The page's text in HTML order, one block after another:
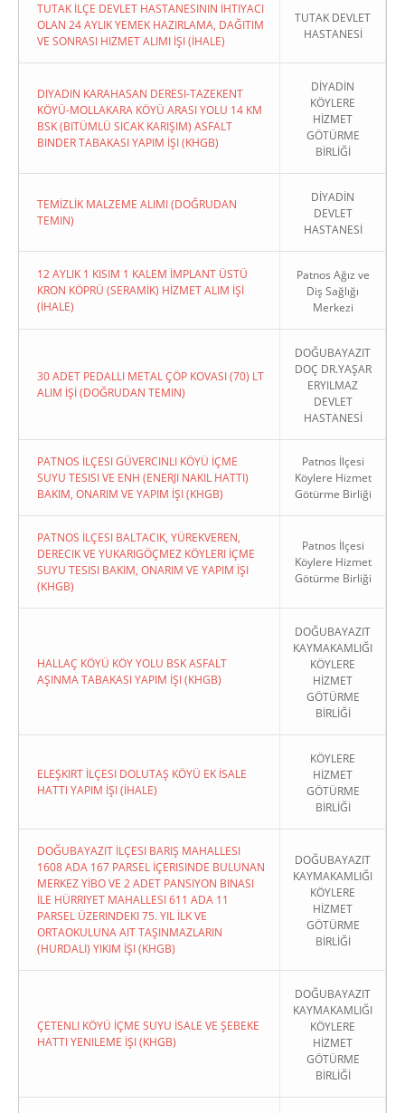
TUTAK İLÇE DEVLET HASTANESININ İHTIYACI
OLAN 24 AYLIK YEMEK HAZIRLAMA, DAĞITIM
VE SONRASI HIZMET ALIMI İŞI (İHALE)
TUTAK DEVLET
HASTANESİ
DIYADIN KARAHASAN DERESI-TAZEKENT
KÖYÜ-MOLLAKARA KÖYÜ ARASI YOLU 14 KM
BSK (BITÜMLÜ SICAK KARIŞIM) ASFALT
BINDER TABAKASI YAPIM İŞI (KHGB)
DİYADİN
KÖYLERE
HİZMET
GÖTÜRME
BİRLİĞİ
TEMİZLİK MALZEME ALIMI (DOĞRUDAN
TEMIN)
DİYADİN
DEVLET
HASTANESİ
12 AYLIK 1 KISIM 1 KALEM İMPLANT ÜSTÜ
KRON KÖPRÜ (SERAMİK) HİZMET ALIM İŞİ
(İHALE)
Patnos Ağız ve
Diş Sağlığı
Merkezi
30 ADET PEDALLI METAL ÇÖP KOVASI (70) LT
ALIM İŞİ (DOĞRUDAN TEMIN)
DOĞUBAYAZIT
DOÇ DR.YAŞAR
ERYILMAZ
DEVLET
HASTANESİ
PATNOS İLÇESI GÜVERCINLI KÖYÜ İÇME
SUYU TESISI VE ENH (ENERJI NAKIL HATTI)
BAKIM, ONARIM VE YAPIM İŞI (KHGB)
Patnos İlçesi
Köylere Hizmet
Götürme Birliği
PATNOS İLÇESI BALTACIK, YÜREKVEREN,
DERECIK VE YUKARIGÖÇMEZ KÖYLERI İÇME
SUYU TESISI BAKIM, ONARIM VE YAPIM İŞI
(KHGB)
Patnos İlçesi
Köylere Hizmet
Götürme Birliği
HALLAÇ KÖYÜ KÖY YOLU BSK ASFALT
AŞINMA TABAKASI YAPIM İŞI (KHGB)
DOĞUBAYAZIT
KAYMAKAMLIĞI
KÖYLERE
HİZMET
GÖTÜRME
BİRLİĞİ
ELEŞKIRT İLÇESI DOLUTAŞ KÖYÜ EK İSALE
HATTI YAPIM İŞI (İHALE)
KÖYLERE
HİZMET
GÖTÜRME
BİRLİĞİ
DOĞUBAYAZIT İLÇESI BARIŞ MAHALLESI
1608 ADA 167 PARSEL İÇERISINDE BULUNAN
MERKEZ YİBO VE 2 ADET PANSIYON BINASI
İLE HÜRRIYET MAHALLESI 611 ADA 11
PARSEL ÜZERINDEKI 75. YIL İLK VE
ORTAOKULUNA AIT TAŞINMAZLARIN
(HURDALI) YIKIM İŞI (KHGB)
DOĞUBAYAZIT
KAYMAKAMLIĞI
KÖYLERE
HİZMET
GÖTÜRME
BİRLİĞİ
ÇETENLI KÖYÜ İÇME SUYU İSALE VE ŞEBEKE
HATTI YENILEME İŞI (KHGB)
DOĞUBAYAZIT
KAYMAKAMLIĞI
KÖYLERE
HİZMET
GÖTÜRME
BİRLİĞİ